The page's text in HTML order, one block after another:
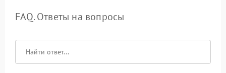
FAQ. Ответы на вопросы